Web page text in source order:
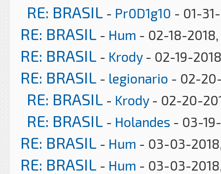
RE: BRASIL - Pr0D1g10 - 01-
RE: BRASIL - Hum - 02-18-
RE: BRASIL - Krody- 02-19-
RE: BRASIL - legionario - 02-
RE: BRASIL - Krody- 02-20-
RE: BRASIL - Holandes - 03-
RE: BRASIL - Hum - 03-03-
RE: BRASIL - Hum - 03-03-